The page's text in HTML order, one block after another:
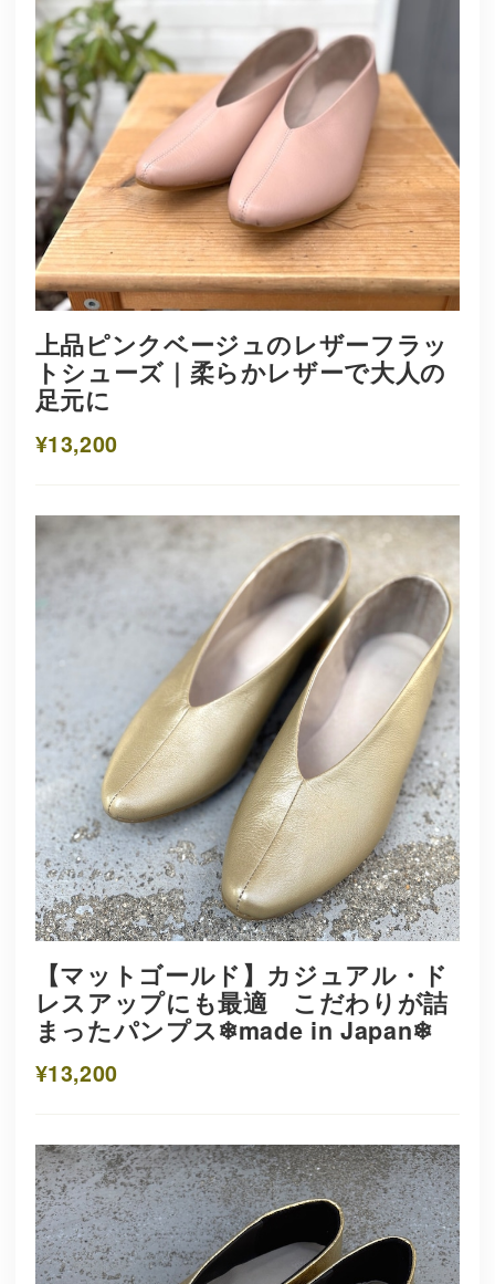
上品ピンクベージュのレザーフラッ
トシューズ｜柔らかレザーで大人の
足元に
¥13,200
【マットゴールド】カジュアル・ド
レスアップにも最適 こだわりが詰
まったパンプス❄︎made in Japan❄︎
¥13,200